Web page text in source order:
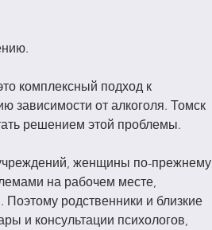
комплексный подход к
зависимости от алкоголя. Томск
решением этой проблемы.
женщины по-прежнему
на рабочем месте,
родственники и близкие
и консультации психологов,